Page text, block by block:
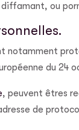
ou
notamment
du 24
, peuvent êtres
de